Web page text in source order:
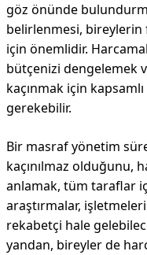
göz önünde
belirlenmesi,
için önemlidir.
bütçenizi dengelemek
kaçınmak için
gerekebilir.
Bir masraf yönetim
kaçınılmaz olduğunu,
anlamak, tüm taraflar
araştırmalar,
rekabetçi hale
yandan, bireyler de